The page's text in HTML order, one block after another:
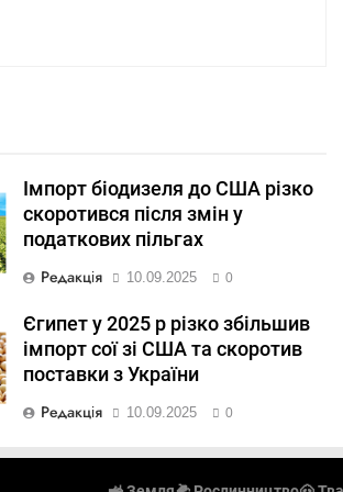
Імпорт біодизеля до США різко
скоротився після змін у
податкових пільгах
Редакція 10.09.2025 0
Єгипет у 2025 р різко збільшив
імпорт сої зі США та скоротив
поставки з України
Редакція 10.09.2025 0